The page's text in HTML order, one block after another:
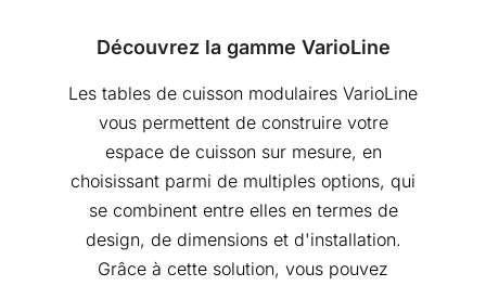
Découvrez la gamme VarioLine
Les tables de cuisson modulaires VarioLine
vous permettent de construire votre
espace de cuisson sur mesure, en
choisissant parmi de multiples options, qui
se combinent entre elles en termes de
design, de dimensions et d'installation.
Grâce à cette solution, vous pouvez